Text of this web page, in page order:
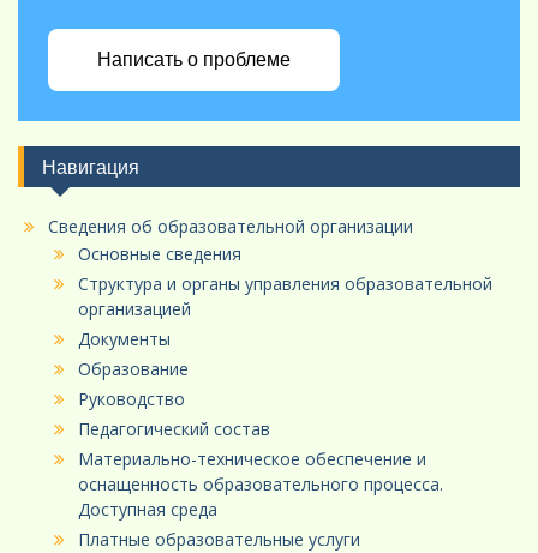
Написать о проблеме
Навигация
Сведения об образовательной организации
Основные сведения
Структура и органы управления образовательной
организацией
Документы
Образование
Руководство
Педагогический состав
Материально-техническое обеспечение и
оснащенность образовательного процесса.
Доступная среда
Платные образовательные услуги